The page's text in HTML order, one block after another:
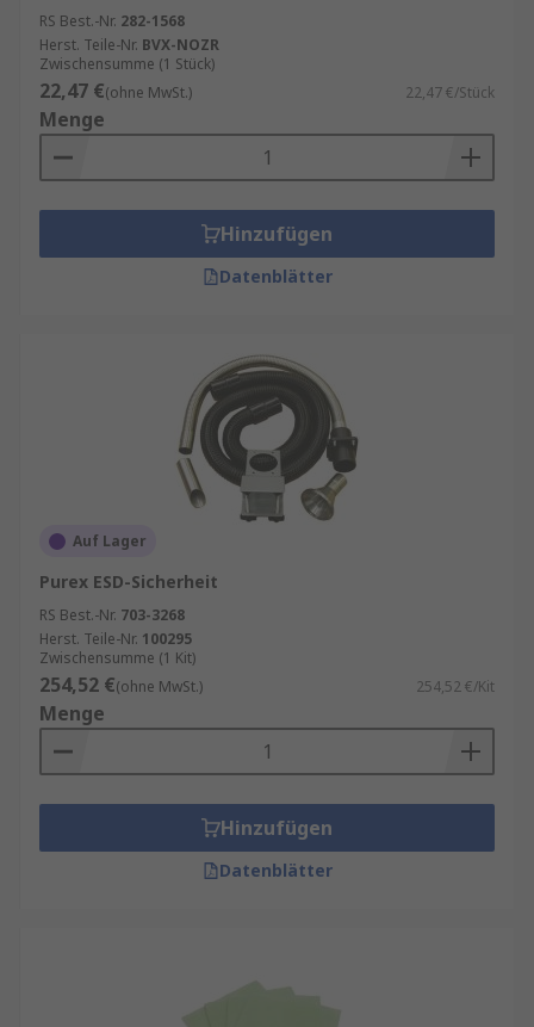
RS Best.-Nr. 282-1568
Herst. Teile-Nr. BVX-NOZR
Zwischensumme (1 Stück)
22,47 €(ohne MwSt.) 22,47 €/Stück
Menge
Hinzufügen
Datenblätter
Auf Lager
Purex ESD-Sicherheit
RS Best.-Nr. 703-3268
Herst. Teile-Nr. 100295
Zwischensumme (1 Kit)
254,52 €(ohne MwSt.) 254,52 €/Kit
Menge
Hinzufügen
Datenblätter